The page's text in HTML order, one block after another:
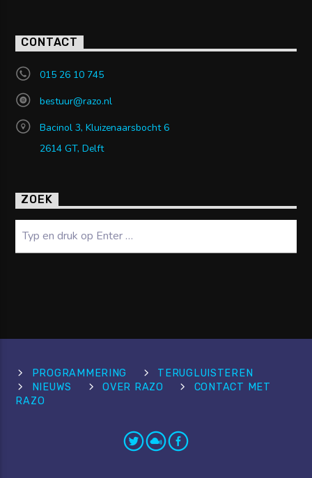
CONTACT
015 26 10 745
bestuur@razo.nl
Bacinol 3, Kluizenaarsbocht 6
2614 GT, Delft
ZOEK
PROGRAMMERING
TERUGLUISTEREN
NIEUWS
OVER RAZO
CONTACT MET
RAZO